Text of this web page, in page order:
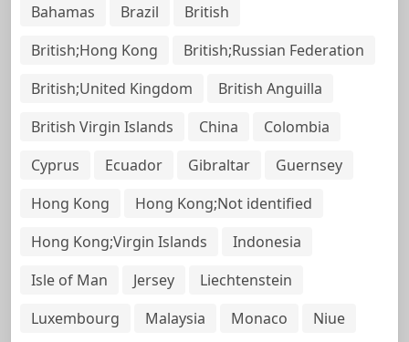
Bahamas Brazil
British
British;Hong Kong
British;Russian Federation
British;United Kingdom
British Anguilla
British Virgin Islands
China
Colombia
Cyprus
Ecuador Gibraltar
Guernsey
Hong Kong
Hong Kong;Not identified
Hong Kong;Virgin Islands
Indonesia
Isle of Man
Jersey
Liechtenstein
Luxembourg
Malaysia Monaco
Niue